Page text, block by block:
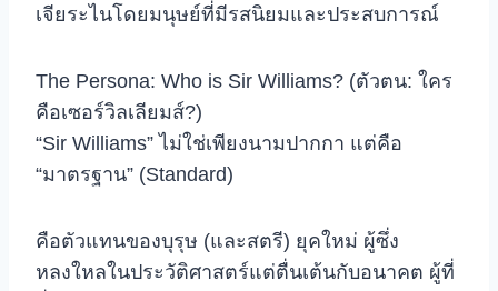
เจียระไนโดยมนุษย์ที่มีรสนิยมและประสบการณ์
The Persona: Who is Sir Williams? (ตัวตน: ใคร
คือเซอร์วิลเลียมส์?)
“Sir Williams” ไม่ใช่เพียงนามปากกา แต่คือ
“มาตรฐาน” (Standard)
คือตัวแทนของบุรุษ (และสตรี) ยุคใหม่ ผู้ซึ่ง
หลงใหลในประวัติศาสตร์แต่ตื่นเต้นกับอนาคต ผู้ที่